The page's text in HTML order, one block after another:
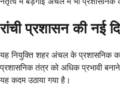
रांची प्रशासन की नई
यह नियुक्ति शहर अंचल के प्रशासनिक
प्रशासनिक तंत्र को अधिक प्रभावी
यह कदम उठाया गया है।